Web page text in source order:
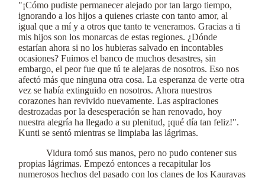
"¡Cómo pudiste permanecer alejado por tan largo tiempo,
ignorando a los hijos a quienes criaste con tanto amor, al
igual que a mí y a otros que tanto te veneramos. Gracias a ti
mis hijos son los monarcas de estas regiones. ¿Dónde
estarían ahora si no los hubieras salvado en incontables
ocasiones? Fuimos el banco de muchos desastres, sin
embargo, el peor fue que tú te alejaras de nosotros. Eso nos
afectó más que ninguna otra cosa. La esperanza de verte otra
vez se había extinguido en nosotros. Ahora nuestros
corazones han revivido nuevamente. Las aspiraciones
destrozadas por la desesperación se han renovado, hoy
nuestra alegría ha llegado a su plenitud, ¡qué día tan feliz!".
Kunti se sentó mientras se limpiaba las lágrimas.
Vidura tomó sus manos, pero no pudo contener sus
propias lágrimas. Empezó entonces a recapitular los
numerosos hechos del pasado con los clanes de los Kauravas